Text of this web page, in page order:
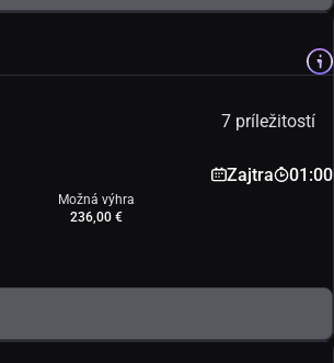
7 príležitostí
Zajtra 01:00
Možná výhra
236,00 €